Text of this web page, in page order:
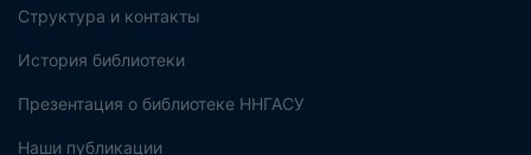
Структура и контакты
История библиотеки
Презентация о библиотеке ННГАСУ
Наши публикации